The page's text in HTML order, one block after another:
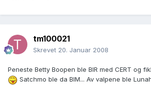
tm100021
Skrevet 20. Januar 2008
Peneste Betty Boopen ble BIR med CERT og
Satchmo ble da BIM... Av valpene ble